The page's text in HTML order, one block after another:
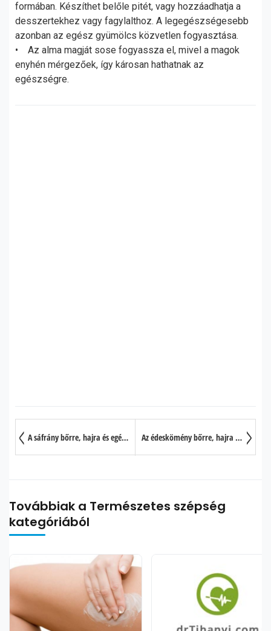
formában. Készíthet belőle pitét, vagy hozzáadhatja a
desszertekhez vagy fagylalthoz. A legegészségesebb
azonban az egész gyümölcs közvetlen fogyasztása.
• Az alma magját sose fogyassza el, mivel a magok
enyhén mérgezőek, így károsan hathatnak az
egészségre.
A sáfrány bőrre, hajra és egészségre gyakorolt jótékony hatása 20 pontban Az édeskömény bőrre, hajra és egészségre gyakorolt jótékony hatása
Továbbiak a Természetes szépség
kategóriából